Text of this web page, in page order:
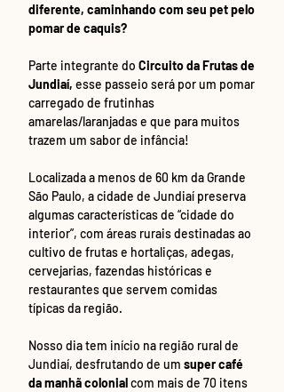
diferente, caminhando com seu pet pelo
pomar de caquis?
Parte integrante do Circuito da Frutas de
Jundiaí, esse passeio será por um pomar
carregado de frutinhas
amarelas/laranjadas e que para muitos
trazem um sabor de infância!
Localizada a menos de 60 km da Grande
São Paulo, a cidade de Jundiaí preserva
algumas características de “cidade do
interior”, com áreas rurais destinadas ao
cultivo de frutas e hortaliças, adegas,
cervejarias, fazendas históricas e
restaurantes que servem comidas
típicas da região.
Nosso dia tem início na região rural de
Jundiaí, desfrutando de um super café
da manhã colonial com mais de 70 itens